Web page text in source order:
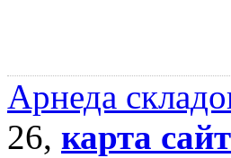
Арнеда
26, карта